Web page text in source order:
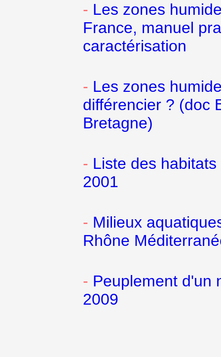
- Les zones
France, manuel
caractérisation
- Les zones
différencier ? (doc
Bretagne)
- Liste des
2001
- Milieux
Rhône
- Peuplement d'un
2009